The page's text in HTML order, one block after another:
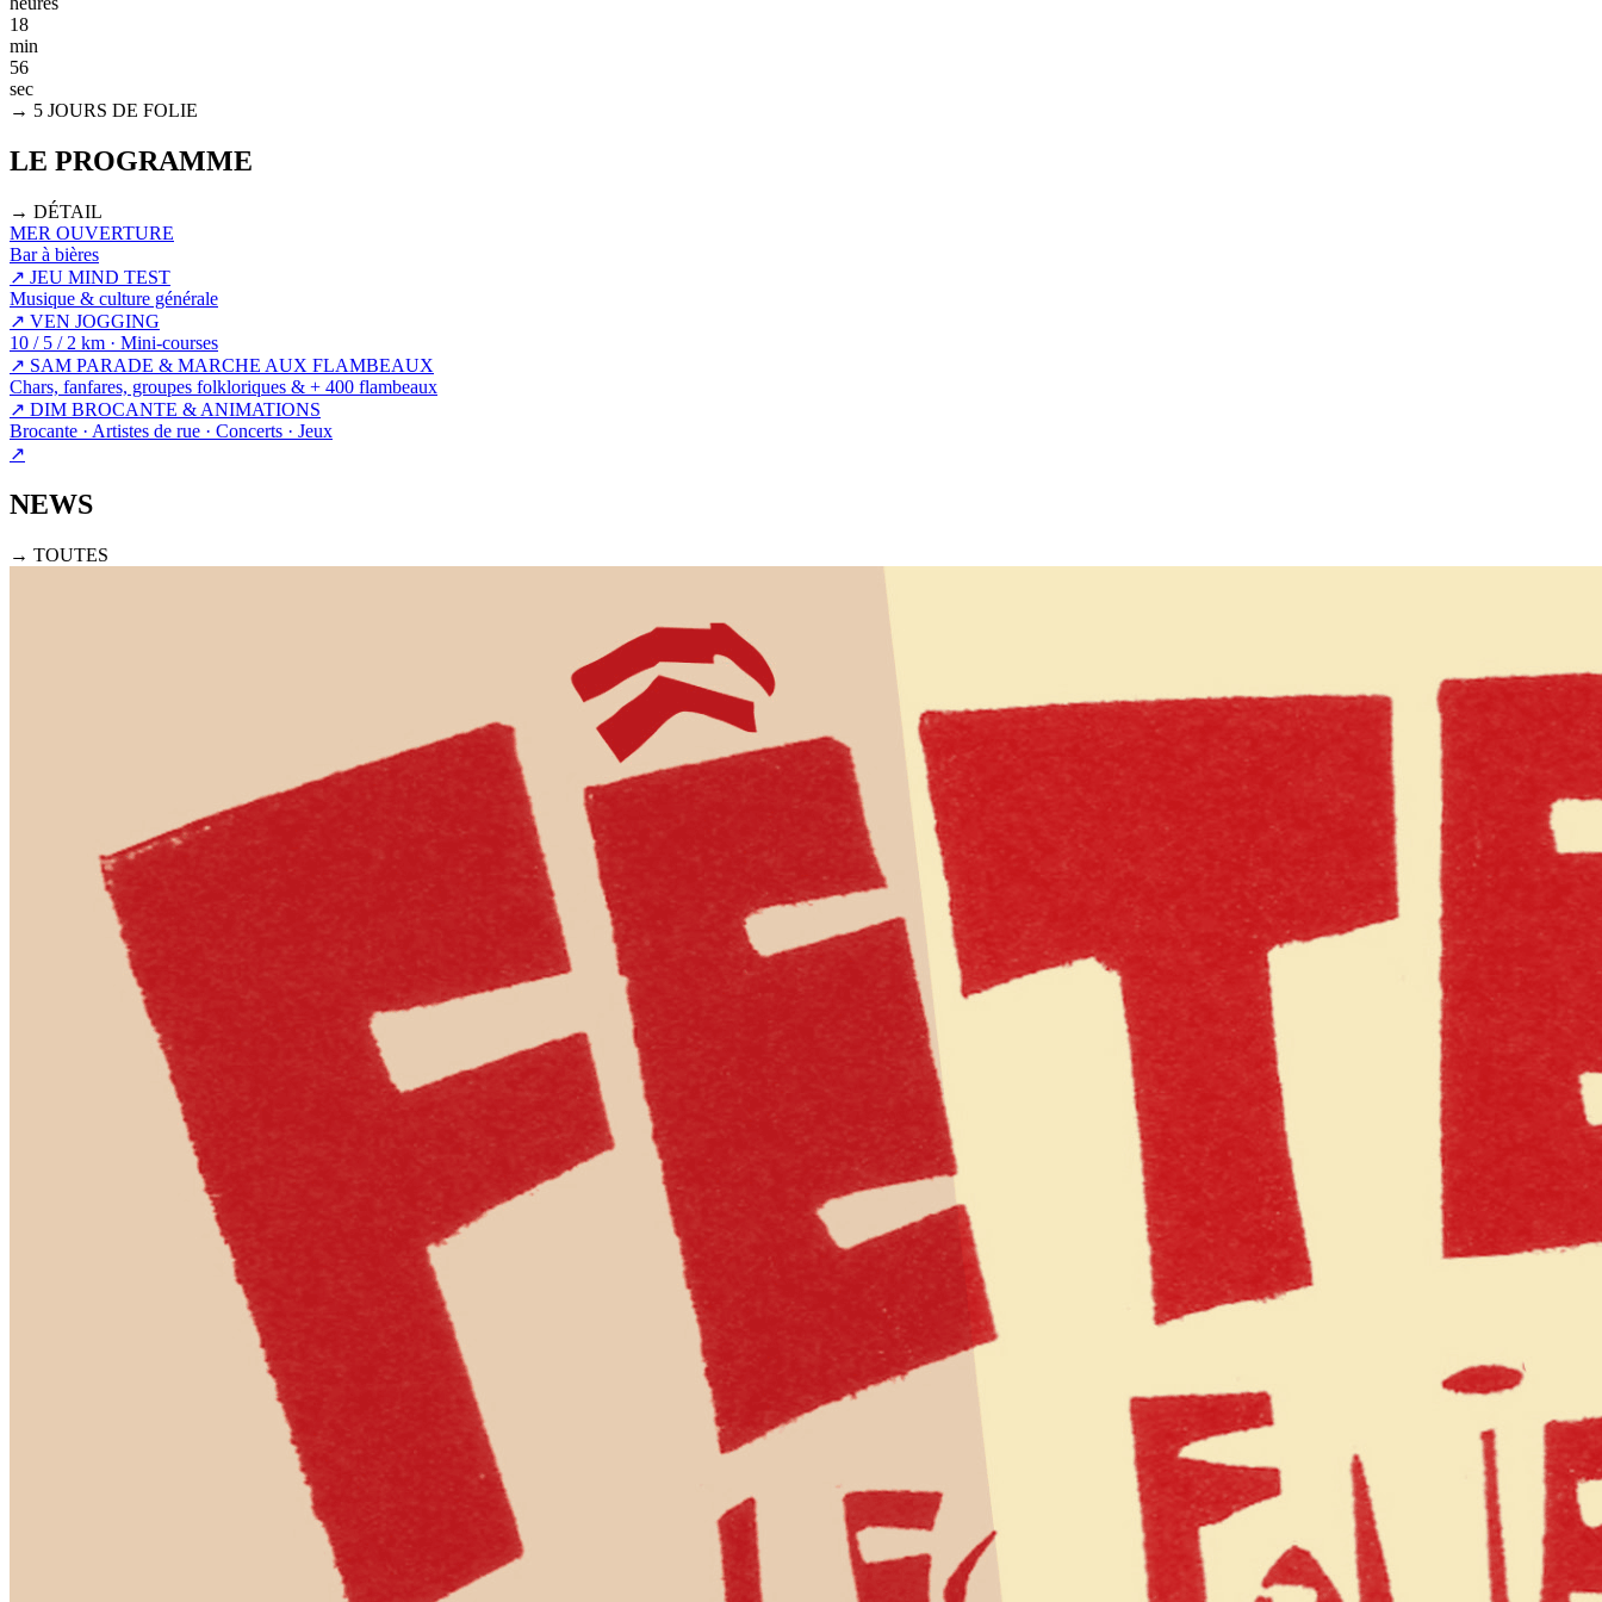
18
min
56
sec
→ 5 JOURS DE FOLIE
LE PROGRAMME
→ DÉTAIL
MER OUVERTURE
Bar à bières
↗ JEU MIND TEST
Musique & culture générale
↗ VEN JOGGING
10 / 5 / 2 km · Mini-courses
↗ SAM PARADE & MARCHE AUX FLAMBEAUX
Chars, fanfares, groupes folkloriques & + 400 flambeaux
↗ DIM BROCANTE & ANIMATIONS
Brocante · Artistes de rue · Concerts · Jeux
↗
NEWS
→ TOUTES